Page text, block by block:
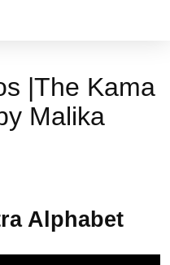
|The Kama
Malika
Alphabet